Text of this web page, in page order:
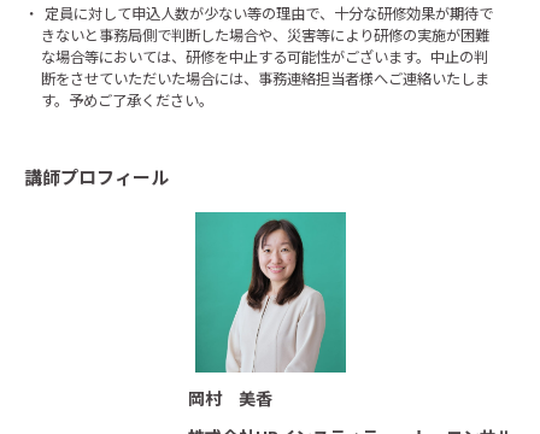
・ 定員に対して申込人数が少ない等の理由で、十分な研修効果が期待で
きないと事務局側で判断した場合や、災害等により研修の実施が困難
な場合等においては、研修を中止する可能性がございます。中止の判
断をさせていただいた場合には、事務連絡担当者様へご連絡いたしま
す。予めご了承ください。
講師プロフィール
岡村 美香